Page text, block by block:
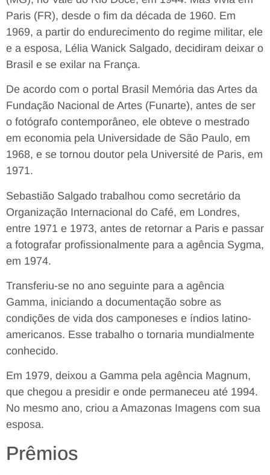
Paris (FR), desde o fim da década de 1960. Em
1969, a partir do endurecimento do regime militar, ele
e a esposa, Lélia Wanick Salgado, decidiram deixar o
Brasil e se exilar na França.
De acordo com o portal Brasil Memória das Artes da
Fundação Nacional de Artes (Funarte), antes de ser
o fotógrafo contemporâneo, ele obteve o mestrado
em economia pela Universidade de São Paulo, em
1968, e se tornou doutor pela Université de Paris, em
1971.
Sebastião Salgado trabalhou como secretário da
Organização Internacional do Café, em Londres,
entre 1971 e 1973, antes de retornar a Paris e passar
a fotografar profissionalmente para a agência Sygma,
em 1974.
Transferiu-se no ano seguinte para a agência
Gamma, iniciando a documentação sobre as
condições de vida dos camponeses e índios latino-
americanos. Esse trabalho o tornaria mundialmente
conhecido.
Em 1979, deixou a Gamma pela agência Magnum,
que chegou a presidir e onde permaneceu até 1994.
No mesmo ano, criou a Amazonas Imagens com sua
esposa.
Prêmios